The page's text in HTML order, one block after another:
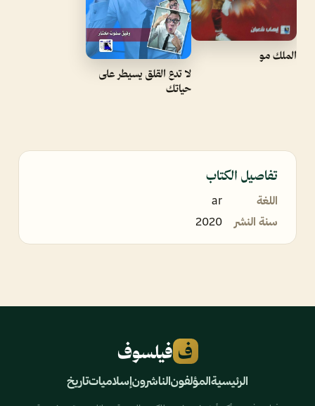
الملك مو
لا تدع القلق يسيطر على
حياتك
تفاصيل الكتاب
اللغة
ar
سنة النشر
2020
ف فيلسوف
الرئيسيةالمؤلفونالناشرونإسلامياتتاريخ